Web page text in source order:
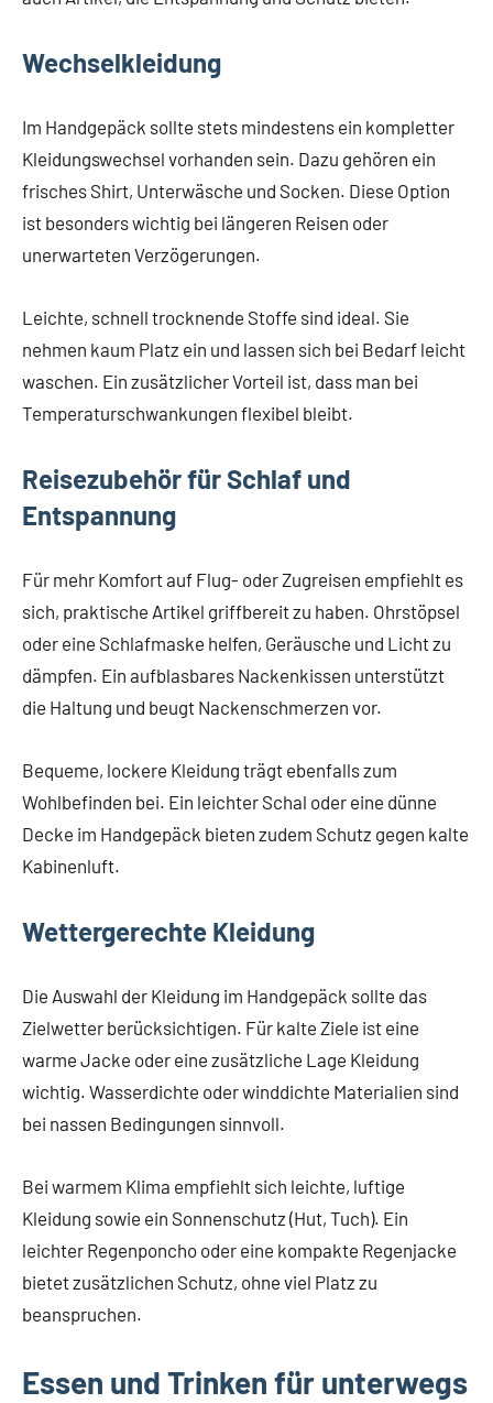
Wechselkleidung
Im Handgepäck sollte stets mindestens ein kompletter
Kleidungswechsel vorhanden sein. Dazu gehören ein
frisches Shirt, Unterwäsche und Socken. Diese Option
ist besonders wichtig bei längeren Reisen oder
unerwarteten Verzögerungen.
Leichte, schnell trocknende Stoffe sind ideal. Sie
nehmen kaum Platz ein und lassen sich bei Bedarf leicht
waschen. Ein zusätzlicher Vorteil ist, dass man bei
Temperaturschwankungen flexibel bleibt.
Reisezubehör für Schlaf und
Entspannung
Für mehr Komfort auf Flug- oder Zugreisen empfiehlt es
sich, praktische Artikel griffbereit zu haben. Ohrstöpsel
oder eine Schlafmaske helfen, Geräusche und Licht zu
dämpfen. Ein aufblasbares Nackenkissen unterstützt
die Haltung und beugt Nackenschmerzen vor.
Bequeme, lockere Kleidung trägt ebenfalls zum
Wohlbefinden bei. Ein leichter Schal oder eine dünne
Decke im Handgepäck bieten zudem Schutz gegen kalte
Kabinenluft.
Wettergerechte Kleidung
Die Auswahl der Kleidung im Handgepäck sollte das
Zielwetter berücksichtigen. Für kalte Ziele ist eine
warme Jacke oder eine zusätzliche Lage Kleidung
wichtig. Wasserdichte oder winddichte Materialien sind
bei nassen Bedingungen sinnvoll.
Bei warmem Klima empfiehlt sich leichte, luftige
Kleidung sowie ein Sonnenschutz (Hut, Tuch). Ein
leichter Regenponcho oder eine kompakte Regenjacke
bietet zusätzlichen Schutz, ohne viel Platz zu
beanspruchen.
Essen und Trinken für unterwegs